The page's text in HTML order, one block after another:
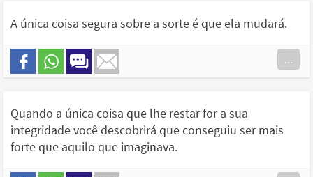
A única coisa segura sobre a sorte é que ela mudará.
...
Quando a única coisa que lhe restar for a sua
integridade você descobrirá que conseguiu ser mais
forte que aquilo que imaginava.